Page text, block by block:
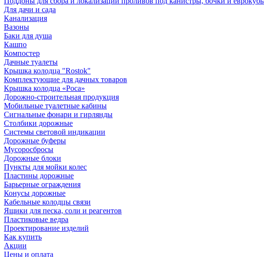
Для дачи и сада
Канализация
Вазоны
Баки для душа
Кашпо
Компостер
Дачные туалеты
Крышка колодца "Rostok"
Комплектующие для дачных товаров
Крышка колодца «Роса»
Дорожно-строительная продукция
Мобильные туалетные кабины
Сигнальные фонари и гирлянды
Столбики дорожные
Системы световой индикации
Дорожные буферы
Мусоросбросы
Дорожные блоки
Пункты для мойки колес
Пластины дорожные
Барьерные ограждения
Конусы дорожные
Кабельные колодцы связи
Ящики для песка, соли и реагентов
Пластиковые ведра
Проектирование изделий
Как купить
Акции
Цены и оплата